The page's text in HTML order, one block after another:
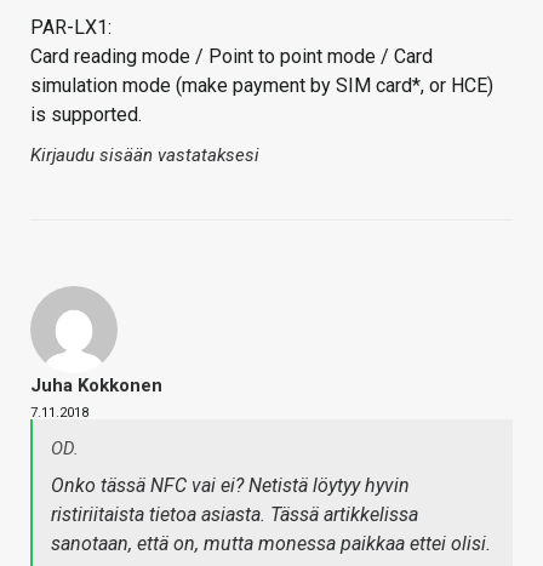
PAR-LX1:
Card reading mode / Point to point mode / Card
simulation mode (make payment by SIM card*, or HCE)
is supported.
Kirjaudu sisään vastataksesi
Juha Kokkonen
7.11.2018
OD.
Onko tässä NFC vai ei? Netistä löytyy hyvin
ristiriitaista tietoa asiasta. Tässä artikkelissa
sanotaan, että on, mutta monessa paikkaa ettei olisi.